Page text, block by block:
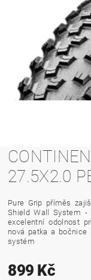
27.5X2.0
Pure Grip příměs
Shield Wall System -
excelentní odolnost
nová patka a bočnice
systém
899 Kč